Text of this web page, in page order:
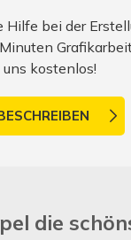
Hilfe bei der
uns kostenlos!
die